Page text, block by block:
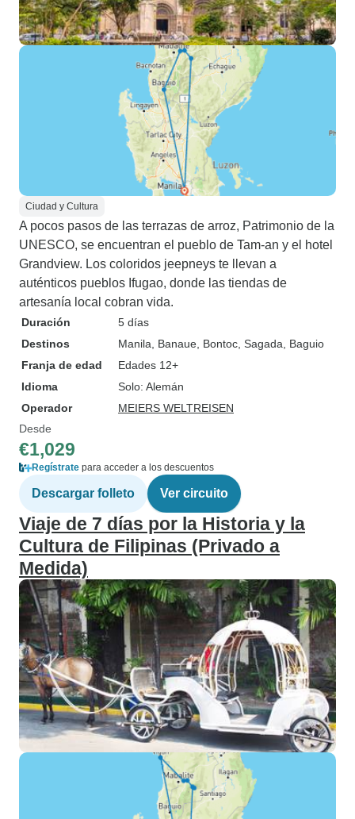
Ciudad y Cultura
A pocos pasos de las terrazas de arroz, Patrimonio de la
UNESCO, se encuentran el pueblo de Tam-an y el hotel
Grandview. Los coloridos jeepneys te llevan a
auténticos pueblos Ifugao, donde las tiendas de
artesanía local cobran vida.
Duración
5 días
Destinos
Manila , Banaue , Bontoc , Sagada , Baguio
Franja de edad
Edades 12+
Idioma
Solo: Alemán
Operador
MEIERS WELTREISEN
Desde
€1,029
Regístrate para acceder a los descuentos
Descargar folleto Ver circuito
Viaje de 7 días por la Historia y la
Cultura de Filipinas (Privado a
Medida)